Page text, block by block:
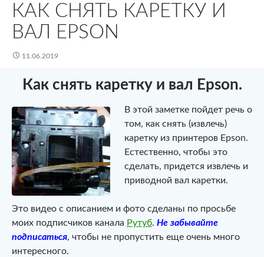
КАК СНЯТЬ КАРЕТКУ И
ВАЛ EPSON
11.06.2019
Как снять каретку и вал Epson.
В этой заметке пойдет речь о
том, как снять (извлечь)
каретку из принтеров Epson.
Естественно, чтобы это
сделать, придется извлечь и
приводной вал каретки.
Это видео с описанием и фото сделаны по просьбе
моих подписчиков канала Рутуб. Не забывайте
подписаться, чтобы не пропустить еще очень много
интересного.